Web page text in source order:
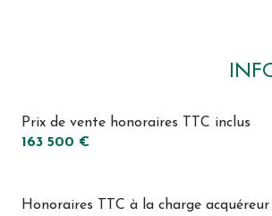
Prix de vente honoraires TTC inclus
163 500 €
Honoraires TTC à la charge acquéreur